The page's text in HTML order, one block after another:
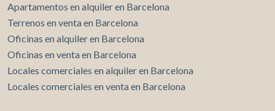
Apartamentos en alquiler en Barcelona
Terrenos en venta en Barcelona
Oficinas en alquiler en Barcelona
Oficinas en venta en Barcelona
Locales comerciales en alquiler en Barcelona
Locales comerciales en venta en Barcelona